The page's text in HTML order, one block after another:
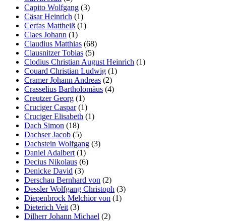
Capito Wolfgang (3)
Cäsar Heinrich (1)
Cerfas Mattheiß (1)
Claes Johann (1)
Claudius Matthias (68)
Clausnitzer Tobias (5)
Clodius Christian August Heinrich (1)
Couard Christian Ludwig (1)
Cramer Johann Andreas (2)
Crasselius Bartholomäus (4)
Creutzer Georg (1)
Cruciger Caspar(1)
Cruciger Elisabeth (1)
Dach Simon (18)
Dachser Jacob (5)
Dachstein Wolfgang (3)
Daniel Adalbert (1)
Decius Nikolaus (6)
Denicke David (3)
Derschau Bernhard von (2)
Dessler Wolfgang Christoph (3)
Diepenbrock Melchior von (1)
Dieterich Veit (3)
Dilherr Johann Michael (2)